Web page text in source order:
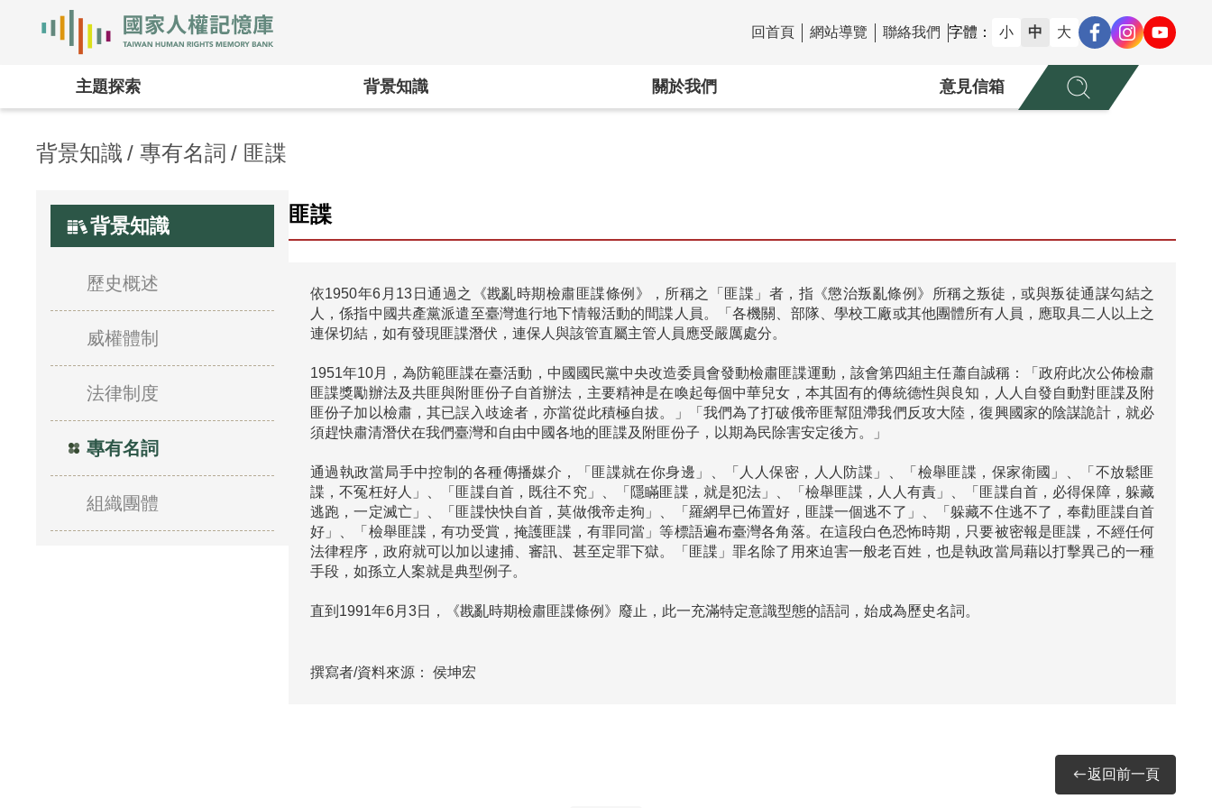
:::
回首頁 網站導覽 聯絡我們 字體： 小 中 大
主題探索 背景知識 關於我們 意見信箱
背景知識 專有名詞 匪諜
背景知識
歷史概述
威權體制
法律制度
專有名詞
組織團體
匪諜
依1950年6月13日通過之《戡亂時期檢肅匪諜條例》，所稱之「匪諜」者，指《懲治叛亂條例》所稱之叛徒，或與叛徒通謀勾結之
人，係指中國共產黨派遣至臺灣進行地下情報活動的間諜人員。「各機關、部隊、學校工廠或其他團體所有人員，應取具二人以上之
連保切結，如有發現匪諜潛伏，連保人與該管直屬主管人員應受嚴厲處分。
1951年10月，為防範匪諜在臺活動，中國國民黨中央改造委員會發動檢肅匪諜運動，該會第四組主任蕭自誠稱：「政府此次公佈檢肅
匪諜獎勵辦法及共匪與附匪份子自首辦法，主要精神是在喚起每個中華兒女，本其固有的傳統德性與良知，人人自發自動對匪諜及附
匪份子加以檢肅，其已誤入歧途者，亦當從此積極自拔。」「我們為了打破俄帝匪幫阻滯我們反攻大陸，復興國家的陰謀詭計，就必
須趕快肅清潛伏在我們臺灣和自由中國各地的匪諜及附匪份子，以期為民除害安定後方。」
通過執政當局手中控制的各種傳播媒介，「匪諜就在你身邊」、「人人保密，人人防諜」、「檢舉匪諜，保家衛國」、「不放鬆匪
諜，不冤枉好人」、「匪諜自首，既往不究」、「隱瞞匪諜，就是犯法」、「檢舉匪諜，人人有責」、「匪諜自首，必得保障，躲藏
逃跑，一定滅亡」、「匪諜快快自首，莫做俄帝走狗」、「羅網早已佈置好，匪諜一個逃不了」、「躲藏不住逃不了，奉勸匪諜自首
好」、「檢舉匪諜，有功受賞，掩護匪諜，有罪同當」等標語遍布臺灣各角落。在這段白色恐怖時期，只要被密報是匪諜，不經任何
法律程序，政府就可以加以逮捕、審訊、甚至定罪下獄。「匪諜」罪名除了用來迫害一般老百姓，也是執政當局藉以打擊異己的一種
手段，如孫立人案就是典型例子。
直到1991年6月3日，《戡亂時期檢肅匪諜條例》廢止，此一充滿特定意識型態的語詞，始成為歷史名詞。
撰寫者/資料來源： 侯坤宏
返回前一頁